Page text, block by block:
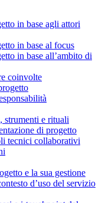
in base agli attori
in base al focus
in base all’ambito di
coinvolte
strumenti e rituali
di progetto
tecnici collaborativi
e la sua gestione
d’uso del servizio